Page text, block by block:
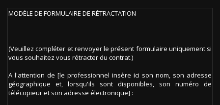
MODÈLE DE FORMULAIRE DE RÉTRACTATION
(Veuillez compléter et renvoyer le présent formulaire uniquement si
vous souhaitez vous rétracter du contrat.)
A l'attention de [le professionnel insère ici son nom, son adresse
géographique et, lorsqu'ils sont disponibles, son numéro de
télécopieur et son adresse électronique] :